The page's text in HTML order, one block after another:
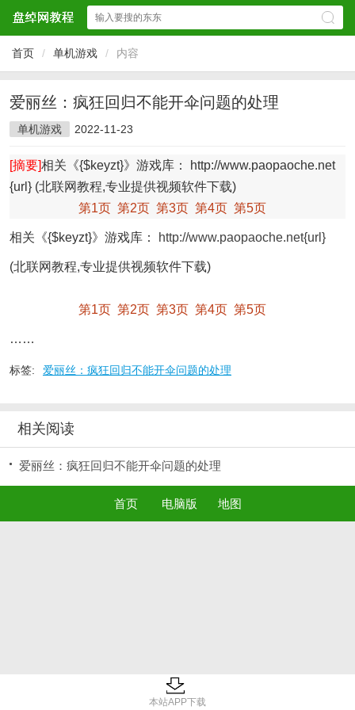
首页 / 单机游戏 / 内容
爱丽丝：疯狂回归不能开伞问题的处理
单机游戏 2022-11-23
[摘要]相关《{$keyzt}》游戏库： http://www.paopaoche.net
{url} (北联网教程,专业提供视频软件下载)
第1页 第2页 第3页 第4页 第5页
相关《{$keyzt}》游戏库： http://www.paopaoche.net{url}
(北联网教程,专业提供视频软件下载)
第1页 第2页 第3页 第4页 第5页
……
标签: 爱丽丝：疯狂回归不能开伞问题的处理
相关阅读
爱丽丝：疯狂回归不能开伞问题的处理
首页 电脑版 地图
本站APP下载